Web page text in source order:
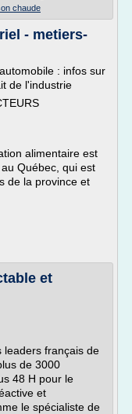
chaude
- metiers-
: infos sur
de l'industrie
alimentaire est
Québec, qui est
de la province et
et
leaders français de
de 3000
48 H pour le
et
le spécialiste de